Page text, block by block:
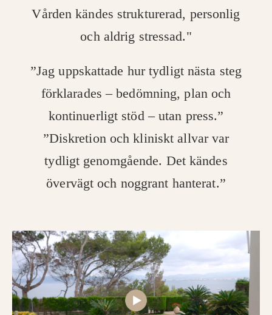
Vården kändes strukturerad, personlig
och aldrig stressad."
”Jag uppskattade hur tydligt nästa steg
förklarades – bedömning, plan och
kontinuerligt stöd – utan press.”
”Diskretion och kliniskt allvar var
tydligt genomgående. Det kändes
övervägt och noggrant hanterat.”